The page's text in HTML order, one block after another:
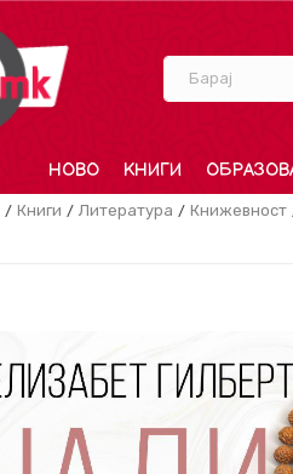
Барај
НОВО КНИГИ
Книги Литература Книжевност